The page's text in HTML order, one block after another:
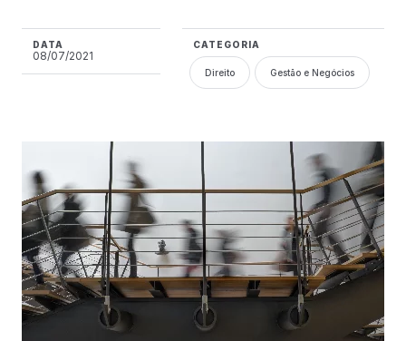
DATA
08/07/2021
CATEGORIA
Direito Gestão e Negócios